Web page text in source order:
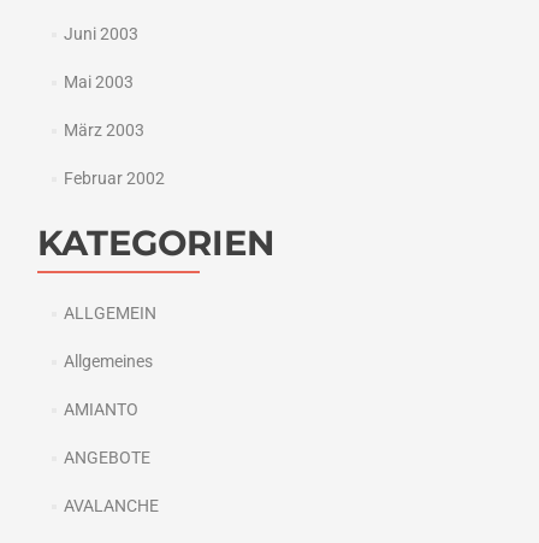
Juni 2003
Mai 2003
März 2003
Februar 2002
KATEGORIEN
ALLGEMEIN
Allgemeines
AMIANTO
ANGEBOTE
AVALANCHE